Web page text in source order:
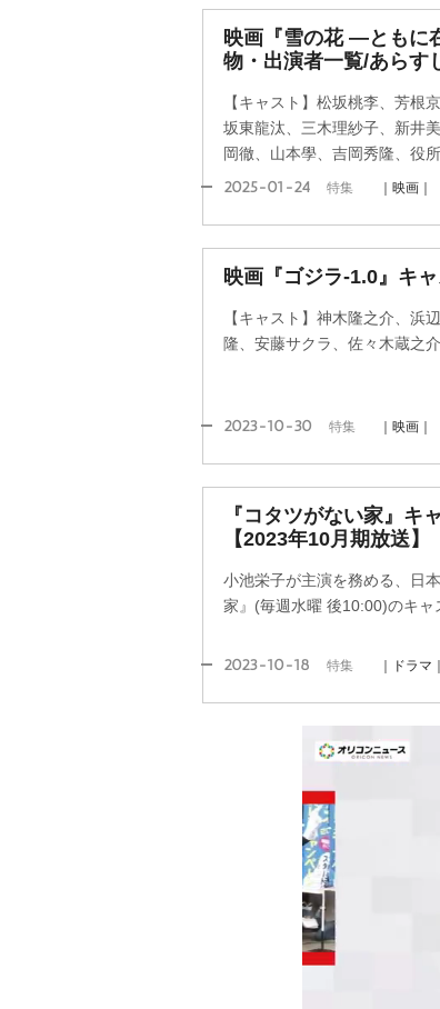
映画『雪の花 ―ともに
物・出演者一覧/あらす
【キャスト】松坂桃李、芳根
坂東龍汰、三木理紗子、新井
岡徹、山本學、吉岡秀隆、役
2025-01-24 特集 ｜映画｜
映画『ゴジラ-1.0』キ
【キャスト】神木隆之介、浜
隆、安藤サクラ、佐々木蔵之介
2023-10-30 特集 ｜映画｜
『コタツがない家』キ
【2023年10月期放送】
小池栄子が主演を務める、日
家』(毎週水曜 後10:00)のキャ
2023-10-18 特集 ｜ドラマ｜